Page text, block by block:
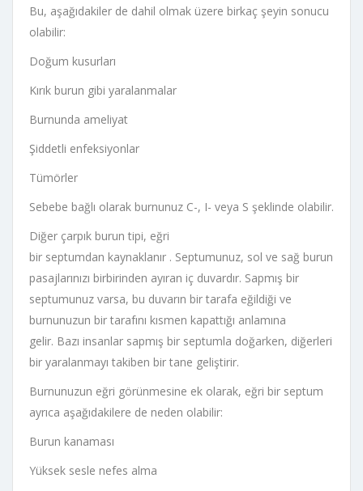
Bu, aşağıdakiler de dahil olmak üzere birkaç şeyin sonucu
olabilir:
Doğum kusurları
Kırık burun gibi yaralanmalar
Burnunda ameliyat
Şiddetli enfeksiyonlar
Tümörler
Sebebe bağlı olarak burnunuz C-, I- veya S şeklinde olabilir.
Diğer çarpık burun tipi, eğri
bir septumdan kaynaklanır . Septumunuz, sol ve sağ burun
pasajlarınızı birbirinden ayıran iç duvardır. Sapmış bir
septumunuz varsa, bu duvarın bir tarafa eğildiği ve
burnunuzun bir tarafını kısmen kapattığı anlamına
gelir. Bazı insanlar sapmış bir septumla doğarken, diğerleri
bir yaralanmayı takiben bir tane geliştirir.
Burnunuzun eğri görünmesine ek olarak, eğri bir septum
ayrıca aşağıdakilere de neden olabilir:
Burun kanaması
Yüksek sesle nefes alma